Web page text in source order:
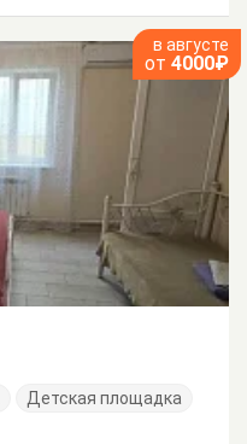
в августе
от 4000₽
Детская площадка